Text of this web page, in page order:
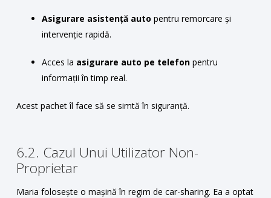
Asigurare asistență auto pentru remorcare și
intervenție rapidă.
Acces la asigurare auto pe telefonpentru
informații în timp real.
Acest pachet îl face să se simtă în siguranță.
6.2. Cazul Unui Utilizator Non-
Proprietar
Maria folosește o mașină în regim de car-sharing. Ea a optat